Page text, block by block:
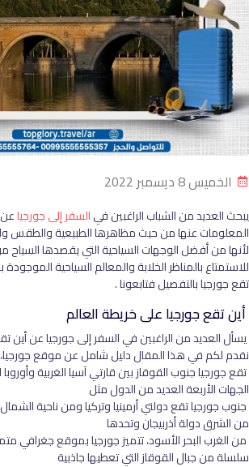
الخميس 8 ديسمبر 2022
يبحث العديد من الشباب الراغبين فيالسفر إلى جورجيا
المعلومات عنها من حيث مظاهرها الطبيعية والطقس
لأنها من أفضل الوجهات السياحية التي يقصدها السياح
للاستمتاع بالمناظر الخلابة والمعالم السياحية
تقع جورجيا بالتفصيل فتابعونا .
أين تقع جورجيا على خريطة العالم
يسأل العديد من الراغبين في السفر إلى جورجيا عن
نقدم لكم في هذا المقال دليل شامل عن موقع جورجيا،
تقع جورجيا جنوب القوقاز بين قارتي آسيا الغربية
الجهات الأربعة العديد من الدول مثل
جنوب جورجيا تقع دولتي أرمينيا وتركيا ومن ناحية
من الشرق دولة أذربيجان وتحدها
من الغرب البحر الأسود، تتميز جورجيا بموقع جغرافي
سلسلة من جبال القوقاز التي تعطيها جاذبية